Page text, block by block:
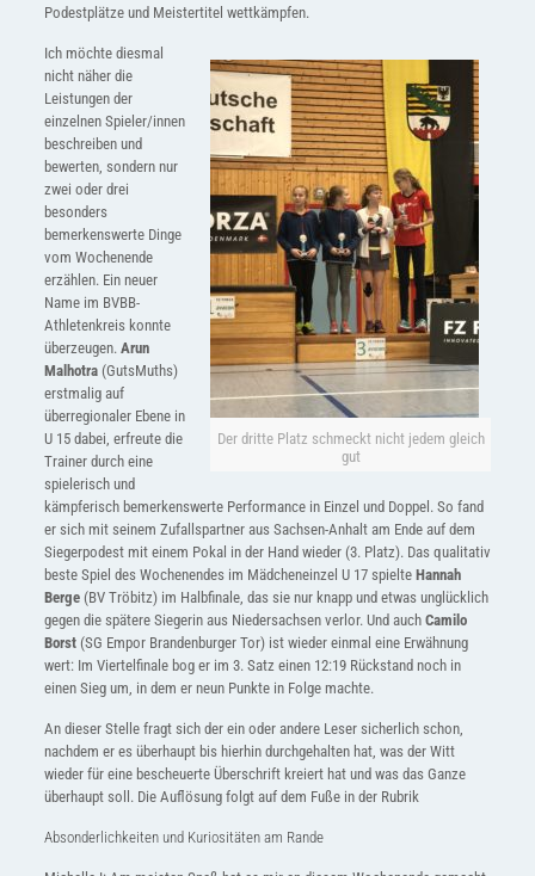
Podestplätze und Meistertitel wettkämpfen.
Der dritte Platz schmeckt nicht jedem gleich
gut
Ich möchte diesmal
nicht näher die
Leistungen der
einzelnen Spieler/innen
beschreiben und
bewerten, sondern nur
zwei oder drei
besonders
bemerkenswerte Dinge
vom Wochenende
erzählen. Ein neuer
Name im BVBB-
Athletenkreis konnte
überzeugen. Arun
Malhotra(GutsMuths)
erstmalig auf
überregionaler Ebene in
U 15 dabei, erfreute die
Trainer durch eine
spielerisch und
kämpferisch bemerkenswerte Performance in Einzel und Doppel. So fand
er sich mit seinem Zufallspartner aus Sachsen-Anhalt am Ende auf dem
Siegerpodest mit einem Pokal in der Hand wieder (3. Platz). Das qualitativ
beste Spiel des Wochenendes im Mädcheneinzel U 17 spielte Hannah
Berge(BV Tröbitz) im Halbfinale, das sie nur knapp und etwas unglücklich
gegen die spätere Siegerin aus Niedersachsen verlor. Und auch Camilo
Borst(SG Empor Brandenburger Tor) ist wieder einmal eine Erwähnung
wert: Im Viertelfinale bog er im 3. Satz einen 12:19 Rückstand noch in
einen Sieg um, in dem er neun Punkte in Folge machte.
An dieser Stelle fragt sich der ein oder andere Leser sicherlich schon,
nachdem er es überhaupt bis hierhin durchgehalten hat, was der Witt
wieder für eine bescheuerte Überschrift kreiert hat und was das Ganze
überhaupt soll. Die Auflösung folgt auf dem Fuße in der Rubrik
Absonderlichkeiten und Kuriositäten am Rande